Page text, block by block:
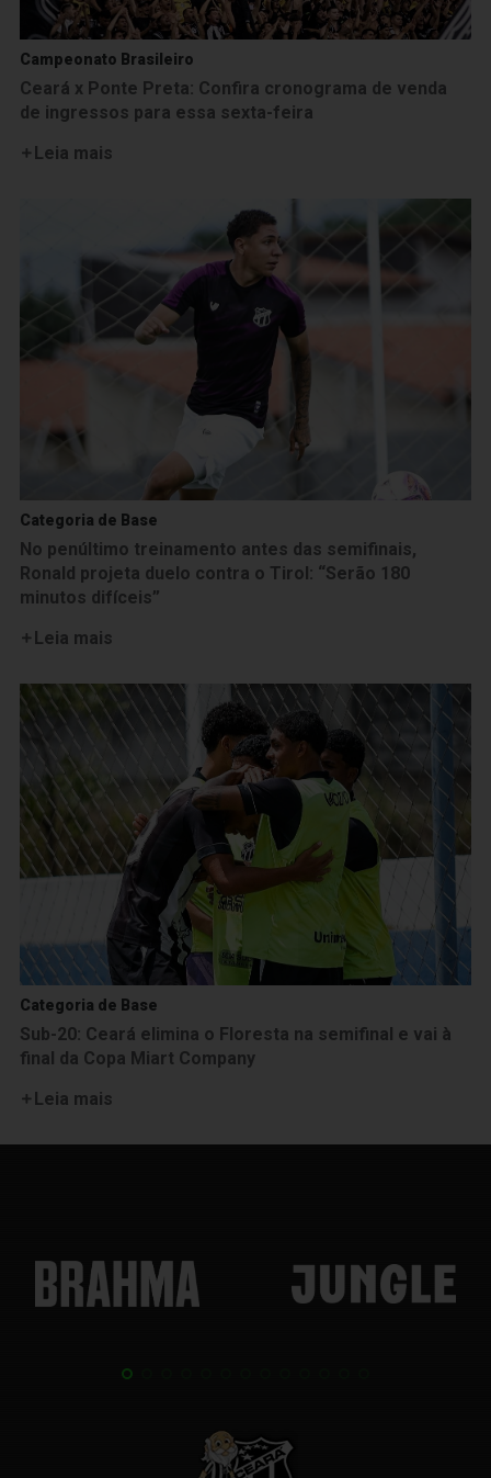
Campeonato Brasileiro
Ceará x Ponte Preta: Confira cronograma de venda
de ingressos para essa sexta-feira
Leia mais
Categoria de Base
No penúltimo treinamento antes das semifinais,
Ronald projeta duelo contra o Tirol: “Serão 180
minutos difíceis”
Leia mais
Categoria de Base
Sub-20: Ceará elimina o Floresta na semifinal e vai à
final da Copa Miart Company
Leia mais